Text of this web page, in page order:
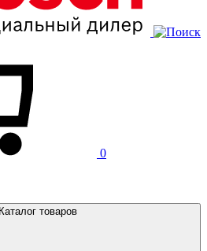
0
Каталог товаров